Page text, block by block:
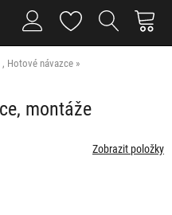
Hotové návazce
montáže